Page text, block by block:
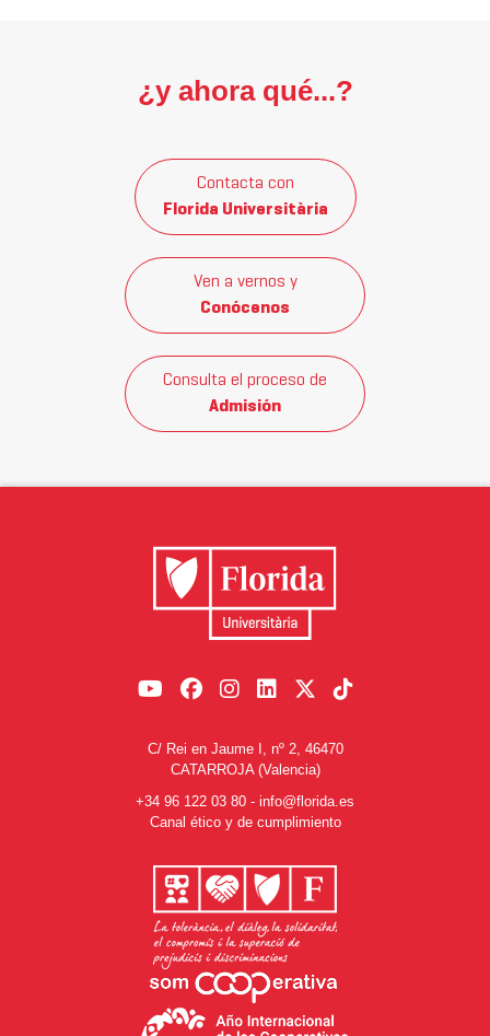
¿y ahora qué...?
Contacta con
Florida Universitària
Ven a vernos y
Conócenos
Consulta el proceso de
Admisión
C/ Rei en Jaume I, nº 2, 46470
CATARROJA (Valencia)
+34 96 122 03 80 - info@florida.es
Canal ético y de cumplimiento